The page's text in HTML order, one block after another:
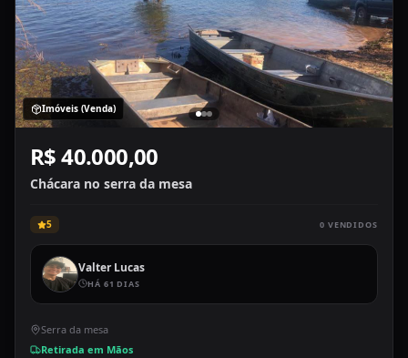
Imóveis (Venda)
R$ 40.000,00
Chácara no serra da mesa
5 0 VENDIDOS
Valter Lucas
HÁ 61 DIAS
Serra da mesa
Retirada em Mãos